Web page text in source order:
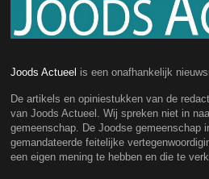
Joods Actueel is een onafhankelijk
De artikels en opiniestukken van de
van Joods Actueel. Wij spreken niet in
gemeenschap. De Joodse gemeenschap
gemandateerde feitelijke
een eigen mening te hebben en die te